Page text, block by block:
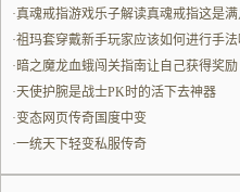
好
·真魂戒指游戏乐子解读真魂戒指这是
的一种比较要命的得很的方式提升沉浸
·祖玛套穿戴新手玩家应该如何进行手
·暗之魔龙血蛾闯关指南让自己获得奖励
·天使护腕是战士PK时的活下去神器
·变态网页传奇国度中变
·一统天下轻变私服传奇